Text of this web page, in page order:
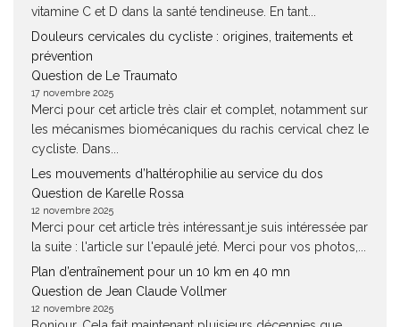
vitamine C et D dans la santé tendineuse. En tant...
Douleurs cervicales du cycliste : origines, traitements et
prévention
Question de Le Traumato
17 novembre 2025
Merci pour cet article très clair et complet, notamment sur
les mécanismes biomécaniques du rachis cervical chez le
cycliste. Dans...
Les mouvements d’haltérophilie au service du dos
Question de Karelle Rossa
12 novembre 2025
Merci pour cet article très intéressant.je suis intéressée par
la suite : l'article sur l'epaulé jeté. Merci pour vos photos,...
Plan d’entraînement pour un 10 km en 40 mn
Question de Jean Claude Vollmer
12 novembre 2025